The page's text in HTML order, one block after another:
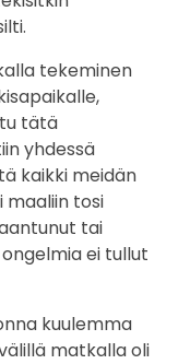
tekeminen
tätä
yhdessä
kaikki meidän
maaliin tosi
tai
ei tullut
kuulemma
matkalla oli